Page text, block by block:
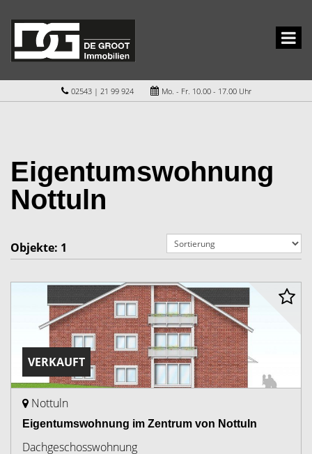
02543 | 21 99 924 Mo. - Fr. 10.00 - 17.00 Uhr
Eigentumswohnung
Nottuln
Objekte: 1
VERKAUFT
Nottuln
Eigentumswohnung im Zentrum von Nottuln
Dachgeschosswohnung